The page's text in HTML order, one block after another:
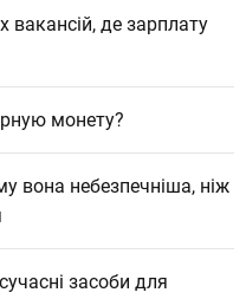
де зарплату
монету?
вона небезпечніша, ніж
засоби для